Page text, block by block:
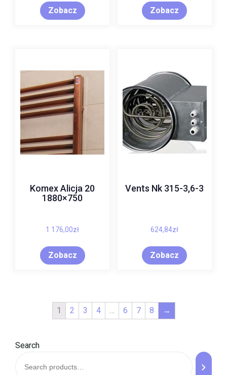
Zobacz Zobacz
Komex Alicja 20
1880×750
1 176,00zł
Zobacz
Vents Nk 315-3,6-3
624,84zł
Zobacz
1 2 3 4 … 6 7 8 →
Search